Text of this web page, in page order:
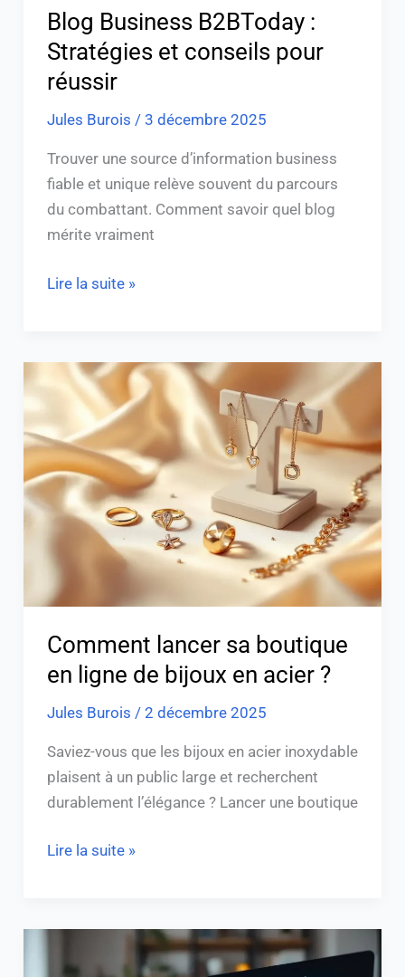
Blog Business B2BToday :
Stratégies et conseils pour
réussir
Jules Burois / 3 décembre 2025
Trouver une source d’information business
fiable et unique relève souvent du parcours
du combattant. Comment savoir quel blog
mérite vraiment
Lire la suite »
Comment lancer sa boutique
en ligne de bijoux en acier ?
Jules Burois / 2 décembre 2025
Saviez-vous que les bijoux en acier inoxydable
plaisent à un public large et recherchent
durablement l’élégance ? Lancer une boutique
Comment
lancer
sa
boutique
en
ligne
acier
Lire la suite »
deux